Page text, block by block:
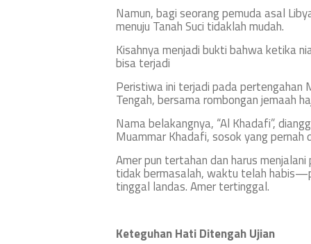
Namun, bagi seorang pemuda asal
menuju Tanah Suci tidaklah mudah.
Kisahnya menjadi bukti bahwa ketika
bisa terjadi
Peristiwa ini terjadi pada pertengahan
Tengah, bersama rombongan jemaah
Nama belakangnya, “Al Khadafi”,
Muammar Khadafi, sosok yang
Amer pun tertahan dan harus
tidak bermasalah, waktu telah
tinggal landas. Amer tertinggal.
Keteguhan Hati Ditengah Ujian